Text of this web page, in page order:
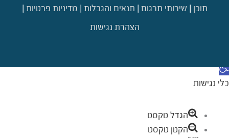
תוכן
שירותי תרגום תנאים והגבלות מדיניות פרטיות
הצהרת נגישות
פתח סרגל נגישות
כלי נגישות
הגדל טקסט
הקטן טקסט